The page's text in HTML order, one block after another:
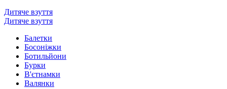
Дитяче взуття
Дитяче взуття
Балетки
Босоніжки
Ботильйони
Бурки
В'єтнамки
Валянки